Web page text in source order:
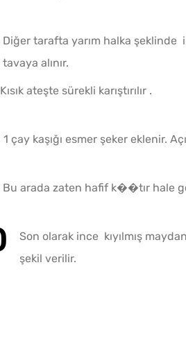
Diğer tarafta yarım halka şeklinde
tavaya alınır.
Kısık ateşte sürekli karıştırılır .
1 çay kaşığı esmer şeker eklenir.
Bu arada zaten hafif k��tır hale
Son olarak ince kıyılmış
şekil verilir.